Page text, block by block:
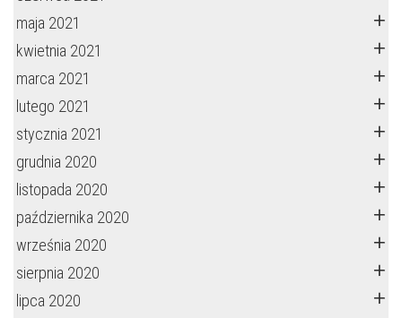
maja 2021
kwietnia 2021
marca 2021
lutego 2021
stycznia 2021
grudnia 2020
listopada 2020
października 2020
września 2020
sierpnia 2020
lipca 2020